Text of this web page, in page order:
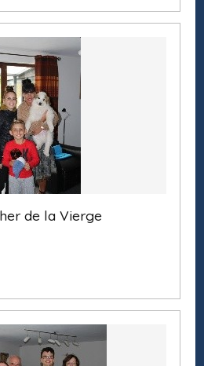
de la Vierge